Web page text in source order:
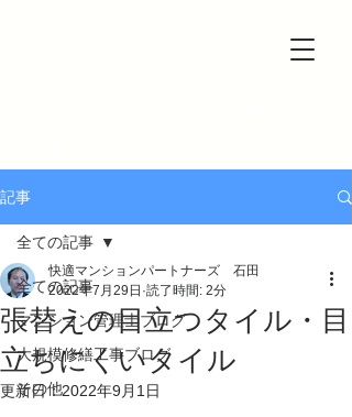
記事
全ての記事
マンション管理士ブログ
大規模修繕工事ブログ
その他
全ての記事
張替えの目立つタイル・目
立ちにくいタイル
快適マンションパートナーズ 石田
2022年7月29日 読了時間: 2分
更新日：2022年9月1日